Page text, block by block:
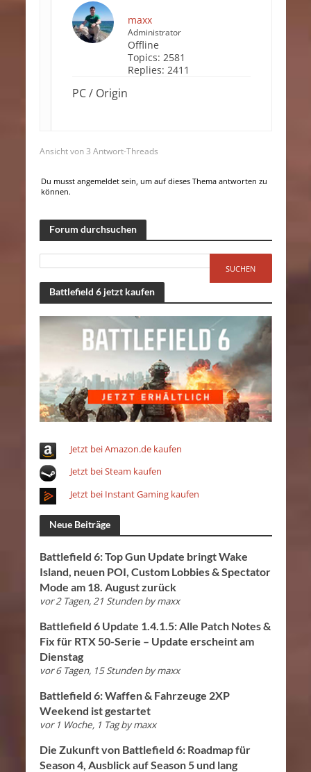
maxx
Administrator
Offline
Topics: 2581
Replies: 2411
PC / Origin
Ansicht von 3 Antwort-Threads
Du musst angemeldet sein, um auf dieses Thema antworten zu
können.
Forum durchsuchen
Battlefield 6 jetzt kaufen
Jetzt bei Amazon.de kaufen
Jetzt bei Steam kaufen
Jetzt bei Instant Gaming kaufen
Neue Beiträge
Battlefield 6: Top Gun Update bringt Wake
Island, neuen POI, Custom Lobbies & Spectator
Mode am 18. August zurück
vor 2 Tagen, 21 Stunden bymaxx
Battlefield 6 Update 1.4.1.5: Alle Patch Notes &
Fix für RTX 50-Serie – Update erscheint am
Dienstag
vor 6 Tagen, 15 Stunden bymaxx
Battlefield 6: Waffen & Fahrzeuge 2XP
Weekend ist gestartet
vor 1 Woche, 1 Tag bymaxx
Die Zukunft von Battlefield 6: Roadmap für
Season 4, Ausblick auf Season 5 und lang